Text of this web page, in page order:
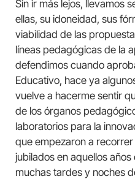
Sin ir más lejos, llevamos
ellas, su idoneidad, sus
viabilidad de las
líneas pedagógicas de la
defendimos cuando
Educativo, hace ya
vuelve a hacerme sentir
de los órganos
laboratorios para la
que empezaron a
jubilados en aquellos
muchas tardes y noches